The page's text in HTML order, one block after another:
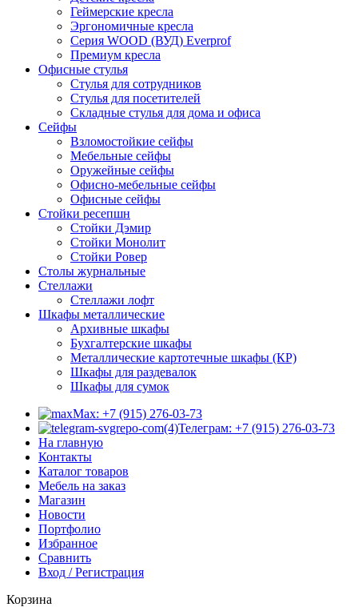
Геймерские кресла
Эргономичные кресла
Серия WOOD (ВУД) Everprof
Премиум кресла
Офисные стулья
Стулья для сотрудников
Стулья для посетителей
Складные стулья для дома и офиса
Сейфы
Взломостойкие сейфы
Мебельные сейфы
Оружейные сейфы
Офисно-мебельные сейфы
Офисные сейфы
Стойки ресепшн
Стойки Дэмир
Стойки Монолит
Стойки Ровер
Столы журнальные
Стеллажи
Стеллажи лофт
Шкафы металлические
Архивные шкафы
Бухгалтерские шкафы
Металлические картотечные шкафы (КР)
Шкафы для раздевалок
Шкафы для сумок
Max: +7 (915) 276-03-73
Телеграм: +7 (915) 276-03-73
На главную
Контакты
Каталог товаров
Мебель на заказ
Магазин
Новости
Портфолио
Избранное
Сравнить
Вход / Регистрация
Корзина